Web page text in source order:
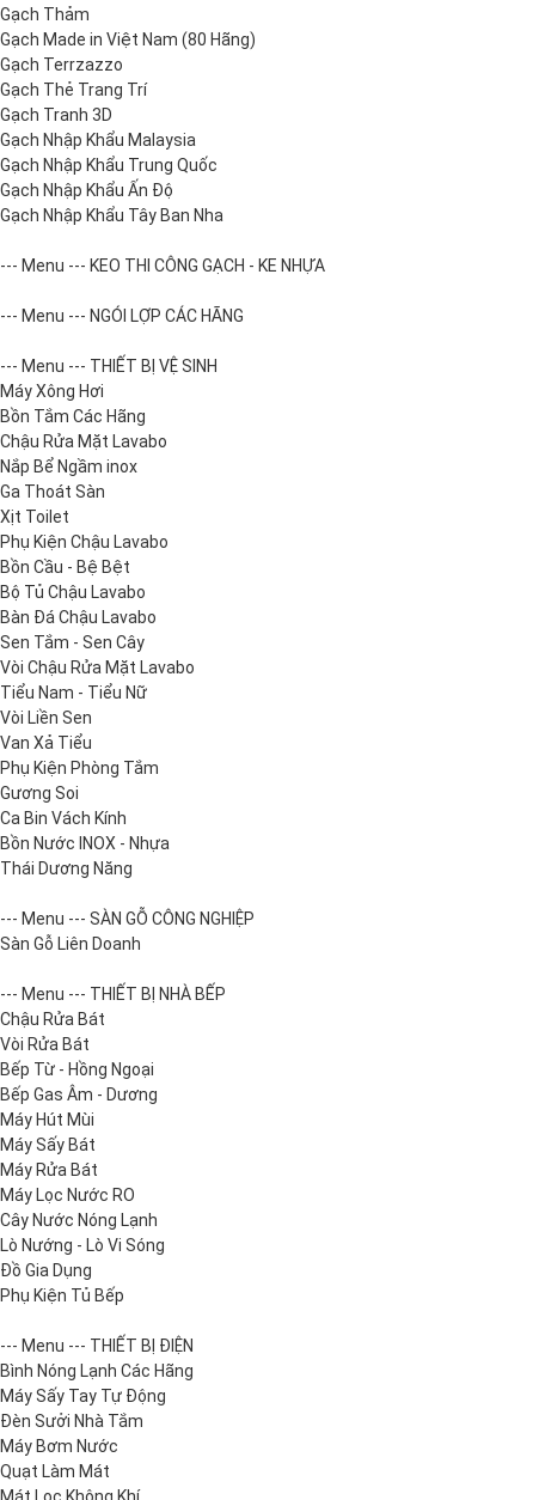
Gạch Thảm
Gạch Made in Việt Nam (80 Hãng)
Gạch Terrzazzo
Gạch Thẻ Trang Trí
Gạch Tranh 3D
Gạch Nhập Khẩu Malaysia
Gạch Nhập Khẩu Trung Quốc
Gạch Nhập Khẩu Ấn Độ
Gạch Nhập Khẩu Tây Ban Nha
--- Menu --- KEO THI CÔNG GẠCH - KE NHỰA
--- Menu --- NGÓI LỢP CÁC HÃNG
--- Menu --- THIẾT BỊ VỆ SINH
Máy Xông Hơi
Bồn Tắm Các Hãng
Chậu Rửa Mặt Lavabo
Nắp Bể Ngầm inox
Ga Thoát Sàn
Xịt Toilet
Phụ Kiện Chậu Lavabo
Bồn Cầu - Bệ Bệt
Bộ Tủ Chậu Lavabo
Bàn Đá Chậu Lavabo
Sen Tắm - Sen Cây
Vòi Chậu Rửa Mặt Lavabo
Tiểu Nam - Tiểu Nữ
Vòi Liền Sen
Van Xả Tiểu
Phụ Kiện Phòng Tắm
Gương Soi
Ca Bin Vách Kính
Bồn Nước INOX - Nhựa
Thái Dương Năng
--- Menu --- SÀN GỖ CÔNG NGHIỆP
Sàn Gỗ Liên Doanh
--- Menu --- THIẾT BỊ NHÀ BẾP
Chậu Rửa Bát
Vòi Rửa Bát
Bếp Từ - Hồng Ngoại
Bếp Gas Âm - Dương
Máy Hút Mùi
Máy Sấy Bát
Máy Rửa Bát
Máy Lọc Nước RO
Cây Nước Nóng Lạnh
Lò Nướng - Lò Vi Sóng
Đồ Gia Dụng
Phụ Kiện Tủ Bếp
--- Menu --- THIẾT BỊ ĐIỆN
Bình Nóng Lạnh Các Hãng
Máy Sấy Tay Tự Động
Đèn Sưởi Nhà Tắm
Máy Bơm Nước
Quạt Làm Mát